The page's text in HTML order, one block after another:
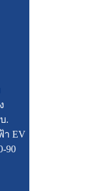
.
า EV
90